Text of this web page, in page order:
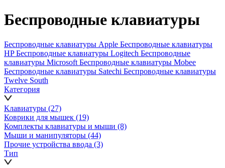
Беспроводные клавиатуры
Беспроводные клавиатуры Apple Беспроводные клавиатуры
HPБеспроводные клавиатуры Logitech Беспроводные
клавиатуры Microsoft Беспроводные клавиатуры Mobee
Беспроводные клавиатуры Satechi Беспроводные клавиатуры
Twelve South
Категория
Клавиатуры (27)
Коврики для мышек (19)
Комплекты клавиатуры и мыши (8)
Мыши и манипуляторы (44)
Прочие устройства ввода (3)
Тип